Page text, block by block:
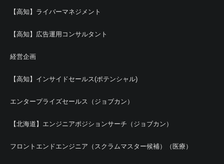
【高知】ライバーマネジメント
【高知】広告運用コンサルタント
経営企画
【高知】インサイドセールス(ポテンシャル)
エンタープライズセールス（ジョブカン）
【北海道】エンジニアポジションサーチ（ジョブカン）
フロントエンドエンジニア（スクラムマスター候補）（医療）